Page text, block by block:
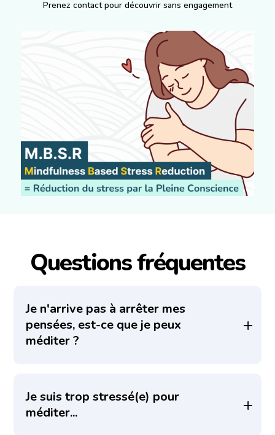
Prenez contact pour découvrir sans engagement
Questions fréquentes
Je n'arrive pas à arrêter mes
pensées, est-ce que je peux
méditer ?
Je suis trop stressé(e) pour
méditer...